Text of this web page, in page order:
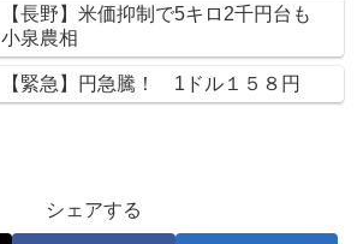
【長野】米価抑制で5キロ2千円台も
小泉農相
【緊急】円急騰！ 1ドル１５８円
シェアする